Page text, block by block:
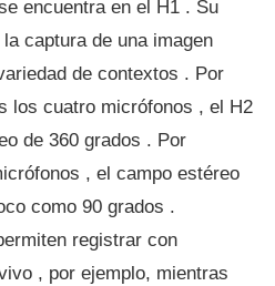
encuentra en el H1 . Su
captura de una imagen
de contextos . Por
los cuatro micrófonos , el H2
de 360 ​​grados . Por
, el campo estéreo
como 90 grados .
registrar con
, por ejemplo, mientras